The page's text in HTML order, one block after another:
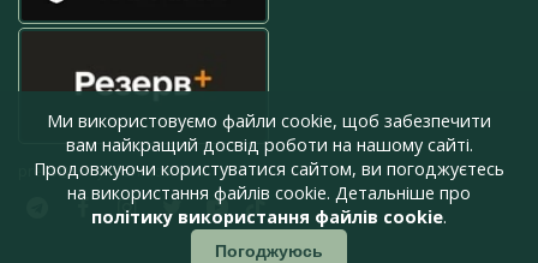
press@armyinform.com.ua
Ми використовуємо файли cookie, щоб забезпечити
вам найкращий досвід роботи на нашому сайті.
Продовжуючи користуватися сайтом, ви погоджуєтесь
на використання файлів cookie. Детальніше про
політику використання файлів cookie.
Погоджуюсь